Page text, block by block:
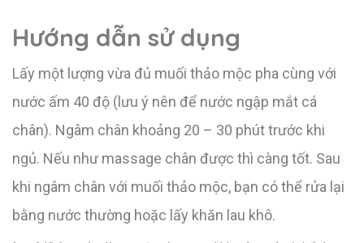
Hướng dẫn sử dụng
Lấy một lượng vừa đủ muối thảo mộc pha cùng với
nước ấm 40 độ (lưu ý nên để nước ngập mắt cá
chân). Ngâm chân khoảng 20 – 30 phút trước khi
ngủ. Nếu như massage chân được thì càng tốt. Sau
khi ngâm chân với muối thảo mộc, bạn có thể rửa lại
bằng nước thường hoặc lấy khăn lau khô.